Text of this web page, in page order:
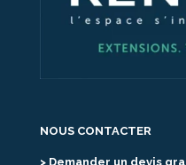
NOUS CONTACTER
> Demander un devis